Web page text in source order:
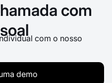
com
com o nosso
demo